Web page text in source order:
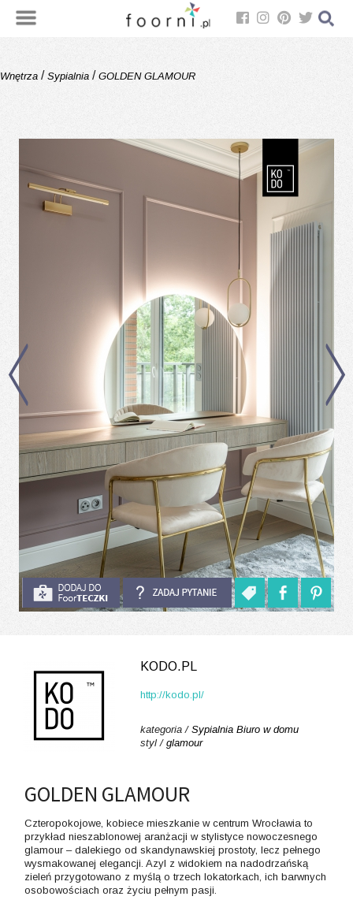
Wnętrza / Sypialnia / GOLDEN GLAMOUR
KODO.PL
http://kodo.pl/
kategoria / Sypialnia Biuro w domu
styl / glamour
GOLDEN GLAMOUR
Czteropokojowe, kobiece mieszkanie w centrum Wrocławia to
przykład nieszablonowej aranżacji w stylistyce nowoczesnego
glamour – dalekiego od skandynawskiej prostoty, lecz pełnego
wysmakowanej elegancji. Azyl z widokiem na nadodrzańską
zieleń przygotowano z myślą o trzech lokatorkach, ich barwnych
osobowościach oraz życiu pełnym pasji.